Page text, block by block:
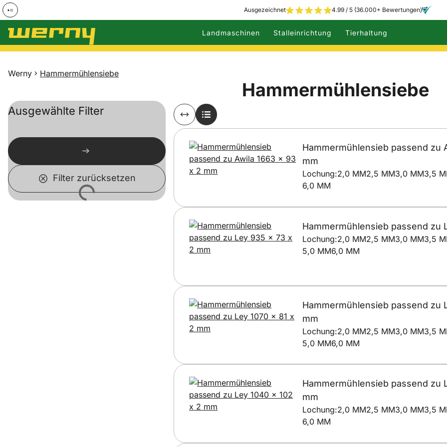
Ausgezeichnet 4.99 / 5 (36.000+ Bewertungen)
Zum Hauptinhalt springen
Landmaschinen Stalleinrichtung Tierhaltung
Werny Hammermühlensiebe
Hammermühlensiebe
Lädt
Ausgewählte Filter
Filter zurücksetzen
Hammermühlensieb passend zu
mm
Lochung:2,0 MM2,5 MM3,0 MM3,5
6,0 MM
Hammermühlensieb passend zu
Lochung:2,0 MM2,5 MM3,0 MM3,5
5,0 MM6,0 MM
Hammermühlensieb passend zu
mm
Lochung:2,0 MM2,5 MM3,0 MM3,5
5,0 MM6,0 MM
Hammermühlensieb passend zu
mm
Lochung:2,0 MM2,5 MM3,0 MM3,5
6,0 MM